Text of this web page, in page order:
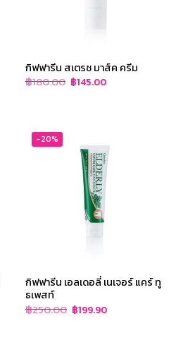
กิฟฟารีน สเตรช มาส์ค ครีม
฿180.00 Original
price
฿145.00Current
price
-20%
กิฟฟารีน เอลเดอลี่ เนเจอร์ แคร์ ทู
ธเพสท์
฿250.00 Original
price
฿199.90Current
price